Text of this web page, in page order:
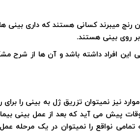
رنج میبرند کسانی هستند که داری
روی بینی هستند.
این افراد داشته باشد و آن ها از
نیز نمیتوان تزریق ژل به بینی را
پیش می آید که بعد از عمل بینی
تمامی نواقع را نمیتوان در یک